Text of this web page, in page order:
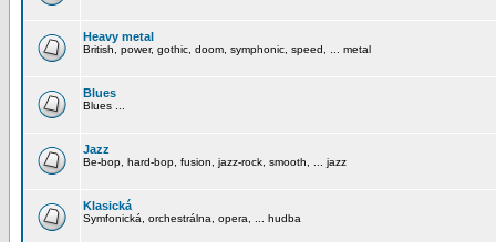
Heavy metal
British, power, gothic, doom, symphonic, speed, ... metal
Blues
Blues ...
Jazz
Be-bop, hard-bop, fusion, jazz-rock, smooth, ... jazz
Klasická
Symfonická, orchestrálna, opera, ... hudba